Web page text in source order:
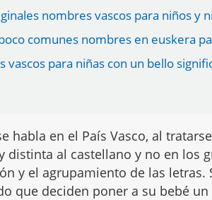
nombres vascos para niños y
comunes nombres en euskera
vascos para niñas con un bello
habla en el País Vasco, al
distinta al castellano y no en los
y el agrupamiento de las letras.
que deciden poner a su bebé un